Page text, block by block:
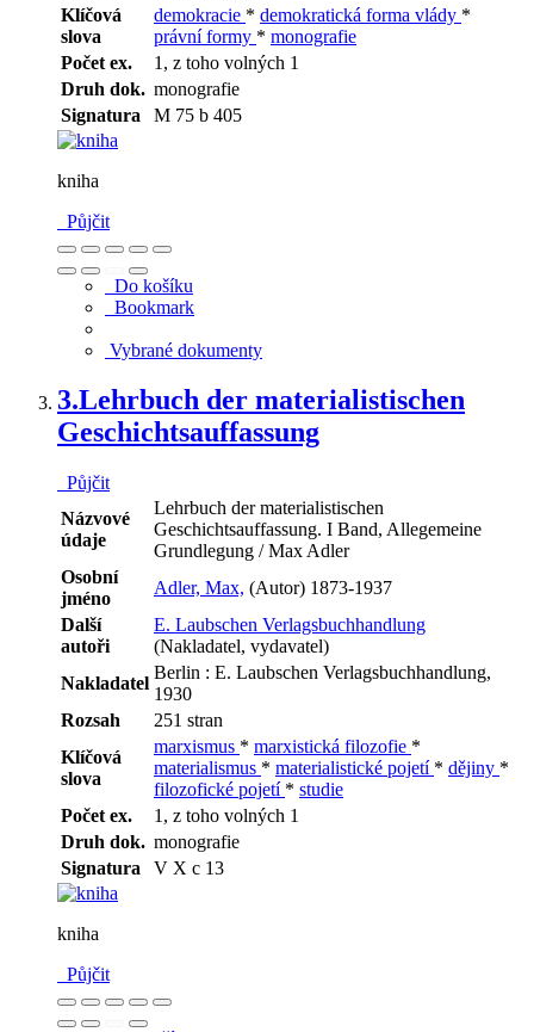
Klíčová
slova
demokracie * demokratická forma vlády *
právní formy * monografie
Počet ex.
1, z toho volných 1
Druh dok. monografie
Signatura
M 75 b 405
kniha
Půjčit
Do košíku
Bookmark
Vybrané dokumenty
3.Lehrbuch der materialistischen
Geschichtsauffassung
Půjčit
Názvové
údaje
Lehrbuch der materialistischen
Geschichtsauffassung. I Band, Allegemeine
Grundlegung / Max Adler
Osobní
jméno
Adler, Max, (Autor) 1873-1937
Další
autoři
E. Laubschen Verlagsbuchhandlung
(Nakladatel, vydavatel)
Nakladatel
Berlin : E. Laubschen Verlagsbuchhandlung,
1930
Rozsah
251 stran
Klíčová
slova
marxismus * marxistická filozofie *
materialismus * materialistické pojetí * dějiny *
filozofické pojetí * studie
Počet ex.
1, z toho volných 1
Druh dok. monografie
Signatura
V X c 13
kniha
Půjčit